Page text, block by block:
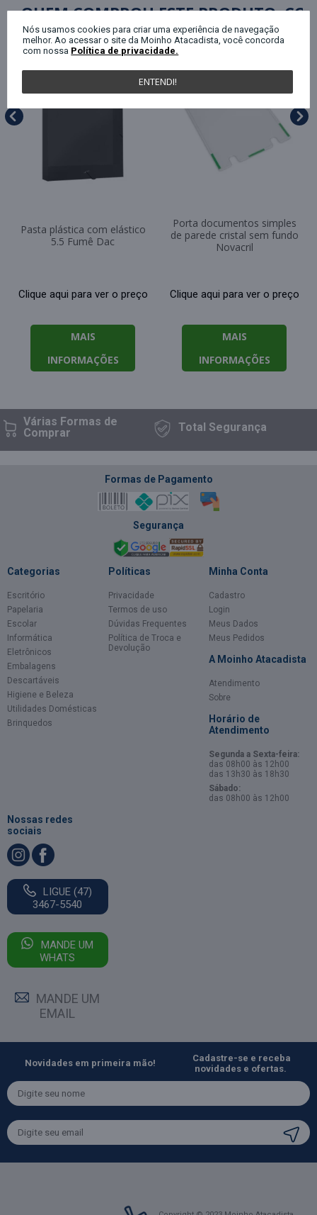
QUEM COMPROU ESTE PRODUTO,
Pasta plástica com elástico
5.5 Fumê Dac
Clique aqui para ver o preço
MAIS
INFORMAÇÕES
Porta documentos simples
de parede cristal sem fundo
Novacril
Clique aqui para ver o preço
MAIS
INFORMAÇÕES
Várias Formasde
Comprar
TotalSegurança
Nós usamos cookies para criar uma experiência de navegação
melhor. Ao acessar o site da Moinho Atacadista, você concorda
com nossa Política de privacidade.
ENTENDI!
Formas de Pagamento
Segurança
Categorias
Escritório
Papelaria
Escolar
Informática
Eletrônicos
Embalagens
Descartáveis
Higiene e Beleza
Utilidades Domésticas
Brinquedos
Políticas
Privacidade
Termos de uso
Dúvidas Frequentes
Política de Troca e
Devolução
Minha Conta
Cadastro
Login
Meus Dados
Meus Pedidos
A Moinho Atacadista
Atendimento
Sobre
Horário de
Atendimento
Segunda a Sexta-feira:
das 08h00 às 12h00
das 13h30 às 18h30
Sábado:
das 08h00 às 12h00
Nossas redes
sociais
LIGUE (47)
3467-5540
MANDE UM
WHATS
MANDE UM
EMAIL
Novidades em primeira mão!
Cadastre-se e receba
novidades e ofertas.